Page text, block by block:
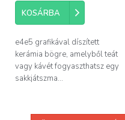
KOSÁRBA
e4e5 grafikával díszített
kerámia bögre, amelyből teát
vagy kávét fogyaszthatsz egy
sakkjátszma...